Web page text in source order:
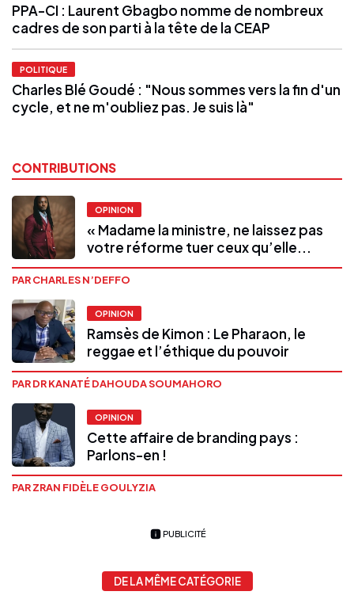
PPA-CI : Laurent Gbagbo nomme de nombreux
cadres de son parti à la tête de la CEAP
POLITIQUE
Charles Blé Goudé : "Nous sommes vers la fin d'un
cycle, et ne m'oubliez pas. Je suis là"
CONTRIBUTIONS
OPINION
« Madame la ministre, ne laissez pas
votre réforme tuer ceux qu’elle...
PAR CHARLES N’DEFFO
OPINION
Ramsès de Kimon : Le Pharaon, le
reggae et l’éthique du pouvoir
PAR DR KANATÉ DAHOUDA SOUMAHORO
OPINION
Cette affaire de branding pays :
Parlons-en !
PAR ZRAN FIDÈLE GOULYZIA
PUBLICITÉ
DE LA MÊME CATÉGORIE